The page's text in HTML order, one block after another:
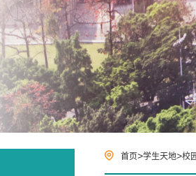
首页>学生天地>校